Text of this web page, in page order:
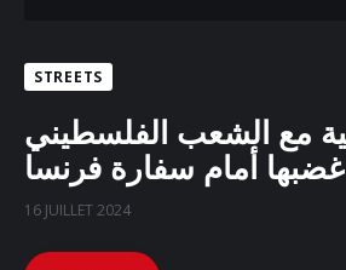
STREETS
مع الشعب الفلسطيني
أمام سفارة فرنسا
16 JUILLET 2024